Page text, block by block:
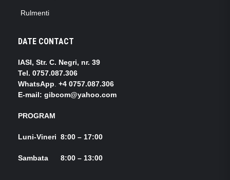
Rulmenti
DATE CONTACT
IASI, Str. C. Negri, nr. 39
Tel. 0757.087.306
WhatsApp +4 0757.087.306
E-mail: gibcom@yahoo.com
PROGRAM
Luni-Vineri 8:00 – 17:00
Sambata 8:00 – 13:00